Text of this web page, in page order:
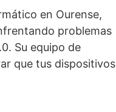
en Ourense,
problemas
Su equipo de
que tus dispositivos